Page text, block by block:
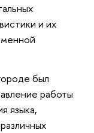
и их
был
работы
языка,